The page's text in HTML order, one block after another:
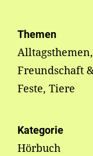
Themen
Freundschaft
Feste, Tiere
Kategorie
Hörbuch